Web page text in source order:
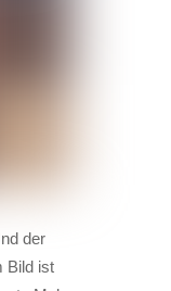
der
Bild ist